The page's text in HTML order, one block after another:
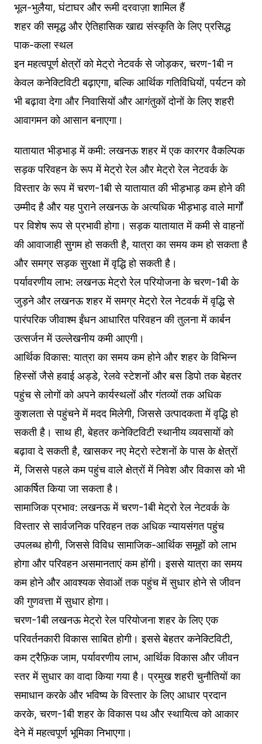
भूल-भुलैया, घंटाघर और रूमी दरवाज़ा शामिल हैं
शहर की समृद्ध और ऐतिहासिक खाद्य संस्कृति के लिए प्रसिद्ध
पाक-कला स्थल
इन महत्वपूर्ण क्षेत्रों को मेट्रो नेटवर्क से जोड़कर, चरण-1बी न
केवल कनेक्टिविटी बढ़ाएगा, बल्कि आर्थिक गतिविधियों, पर्यटन को
भी बढ़ावा देगा और निवासियों और आगंतुकों दोनों के लिए शहरी
आवागमन को आसान बनाएगा।
यातायात भीड़भाड़ में कमी: लखनऊ शहर में एक कारगर वैकल्पिक
सड़क परिवहन के रूप में मेट्रो रेल और मेट्रो रेल नेटवर्क के
विस्तार के रूप में चरण-1बी से यातायात की भीड़भाड़ कम होने की
उम्मीद है और यह पुराने लखनऊ के अत्यधिक भीड़भाड़ वाले मार्गों
पर विशेष रूप से प्रभावी होगा। सड़क यातायात में कमी से वाहनों
की आवाजाही सुगम हो सकती है, यात्रा का समय कम हो सकता है
और समग्र सड़क सुरक्षा में वृद्धि हो सकती है।
पर्यावरणीय लाभ: लखनऊ मेट्रो रेल परियोजना के चरण-1बी के
जुड़ने और लखनऊ शहर में समग्र मेट्रो रेल नेटवर्क में वृद्धि से
पारंपरिक जीवाश्म ईंधन आधारित परिवहन की तुलना में कार्बन
उत्सर्जन में उल्लेखनीय कमी आएगी।
आर्थिक विकास: यात्रा का समय कम होने और शहर के विभिन्न
हिस्सों जैसे हवाई अड्डे, रेलवे स्टेशनों और बस डिपो तक बेहतर
पहुंच से लोगों को अपने कार्यस्थलों और गंतव्यों तक अधिक
कुशलता से पहुंचने में मदद मिलेगी, जिससे उत्पादकता में वृद्धि हो
सकती है। साथ ही, बेहतर कनेक्टिविटी स्थानीय व्यवसायों को
बढ़ावा दे सकती है, खासकर नए मेट्रो स्टेशनों के पास के क्षेत्रों
में, जिससे पहले कम पहुंच वाले क्षेत्रों में निवेश और विकास को भी
आकर्षित किया जा सकता है।
सामाजिक प्रभाव: लखनऊ में चरण-1बी मेट्रो रेल नेटवर्क के
विस्तार से सार्वजनिक परिवहन तक अधिक न्यायसंगत पहुंच
उपलब्ध होगी, जिससे विविध सामाजिक-आर्थिक समूहों को लाभ
होगा और परिवहन असमानताएं कम होंगी। इससे यात्रा का समय
कम होने और आवश्यक सेवाओं तक पहुंच में सुधार होने से जीवन
की गुणवत्ता में सुधार होगा।
चरण-1बी लखनऊ मेट्रो रेल परियोजना शहर के लिए एक
परिवर्तनकारी विकास साबित होगी। इससे बेहतर कनेक्टिविटी,
कम ट्रैफ़िक जाम, पर्यावरणीय लाभ, आर्थिक विकास और जीवन
स्तर में सुधार का वादा किया गया है। प्रमुख शहरी चुनौतियों का
समाधान करके और भविष्य के विस्तार के लिए आधार प्रदान
करके, चरण-1बी शहर के विकास पथ और स्‍थायित्‍व को आकार
देने में महत्वपूर्ण भूमिका निभाएगा।